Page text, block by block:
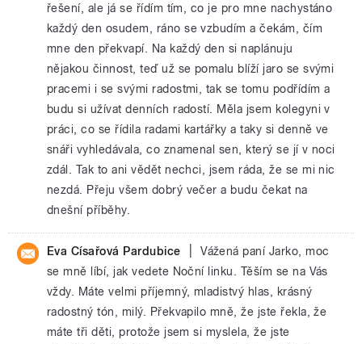
řešení, ale já se řídím tím, co je pro mne nachystáno
každý den osudem, ráno se vzbudím a čekám, čím
mne den překvapí. Na každý den si naplánuju
nějakou činnost, teď už se pomalu blíží jaro se svými
pracemi i se svými radostmi, tak se tomu podřídím a
budu si užívat denních radostí. Měla jsem kolegyni v
práci, co se řídila radami kartářky a taky si denně ve
snáři vyhledávala, co znamenal sen, který se jí v noci
zdál. Tak to ani vědět nechci, jsem ráda, že se mi nic
nezdá. Přeju všem dobrý večer a budu čekat na
dnešní příběhy.
Eva Císařová Pardubice
Vážená paní Jarko, moc
se mně líbí, jak vedete Noční linku. Těším se na Vás
vždy. Máte velmi příjemný, mladistvý hlas, krásný
radostný tón, milý. Překvapilo mně, že jste řekla, že
máte tři děti, protože jsem si myslela, že jste